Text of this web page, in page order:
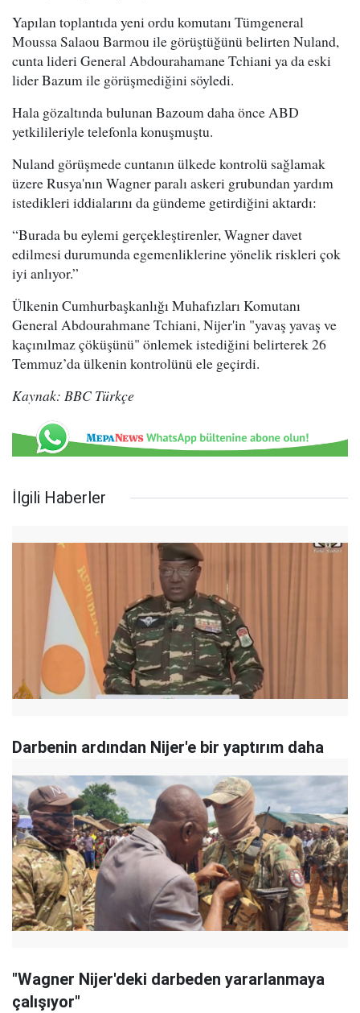
Yapılan toplantıda yeni ordu komutanı Tümgeneral
Moussa Salaou Barmou ile görüştüğünü belirten Nuland,
cunta lideri General Abdourahamane Tchiani ya da eski
lider Bazum ile görüşmediğini söyledi.
Hala gözaltında bulunan Bazoum daha önce ABD
yetkilileriyle telefonla konuşmuştu.
Nuland görüşmede cuntanın ülkede kontrolü sağlamak
üzere Rusya'nın Wagner paralı askeri grubundan yardım
istedikleri iddialarını da gündeme getirdiğini aktardı:
“Burada bu eylemi gerçekleştirenler, Wagner davet
edilmesi durumunda egemenliklerine yönelik riskleri çok
iyi anlıyor.”
Ülkenin Cumhurbaşkanlığı Muhafızları Komutanı
General Abdourahmane Tchiani, Nijer'in "yavaş yavaş ve
kaçınılmaz çöküşünü" önlemek istediğini belirterek 26
Temmuz’da ülkenin kontrolünü ele geçirdi.
Kaynak: BBC Türkçe
İlgili Haberler
Darbenin ardından Nijer'e bir yaptırım daha
"Wagner Nijer'deki darbeden yararlanmaya
çalışıyor"